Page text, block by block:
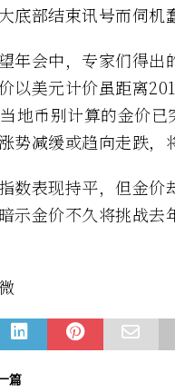
底部结束讯号而伺机
年会中，专家们得
以美元计价虽距离
地币别计算的金价
势减缓或趋向走跌，
数表现持平，但金
示金价不久将挑战
篇